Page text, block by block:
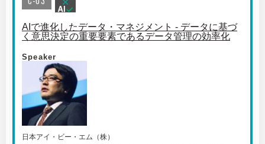
AIで進化したデータ・マネジメント - データに基づ
く意思決定の重要要素であるデータ管理の効率化
Speaker
日本アイ・ビー・エム（株）